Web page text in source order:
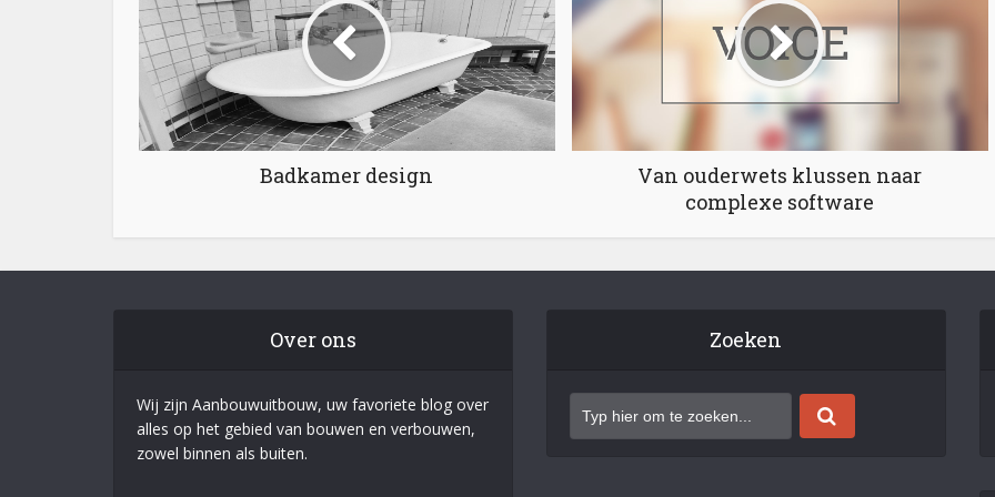
Badkamer design
Van ouderwets klussen naar
complexe software
Over ons
Wij zijn Aanbouwuitbouw, uw favoriete blog over
alles op het gebied van bouwen en verbouwen,
zowel binnen als buiten.
Zoeken